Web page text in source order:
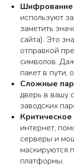
Шифрование
используют
заметить
сайта). Это
отправкой
символов.
пакет в пути,
Сложные
дверь в вашу
заводских
интернет,
серверы и
маскируются
платформы.